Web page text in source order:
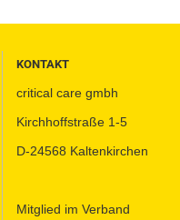
KONTAKT
critical care gmbh
Kirchhoffstraße 1-5
D-24568 Kaltenkirchen
Mitglied im Verband